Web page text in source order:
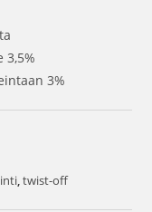
3,5%
3%
,twist-off